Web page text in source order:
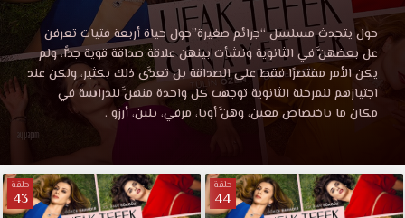
صغيرة
الحلقة
39
موقع
قصة
مسلسل
جرائم
صغيرة
الحلقة
39
عشق
اون
لاين
حول يتحدث مسلسل “جرائم صغيرة”حول حياة أربعة فتيات تعرفن
عل بعضهنَّ في الثانوية ونشأت بينهن علاقة صداقة قوية جدًّا، ولم
يكن الأمر مقتصرًا فقط على الصداقة بل تعدَّى ذلك بكثير، ولكن عند
اجتيازهم للمرحلة الثانوية توجهت كل واحدة منهنَّ للدراسة في
مكان ما باختصاص معين، وهنَّ أويا، مرفي، بلين، أرزو .
حلقة
44
حلقة
43